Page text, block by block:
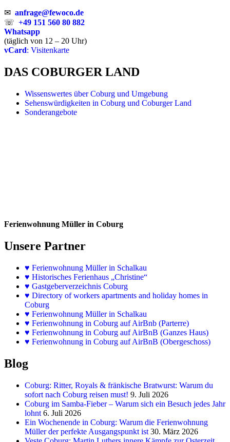
✉ anfrage@fewoco.de
☏ +49 151 560 80 882
Whatsapp
(täglich von 12 – 20 Uhr)
vCard: Visitenkarte
DAS COBURGER LAND
Wissenswertes über Coburg und Umgebung
Sehenswürdigkeiten in Coburg und Coburger Land
Sonderangebote
Ferienwohnung Müller in Coburg
Unsere Partner
♥ Ferienwohnung Müller in Schalkau
♥ Historisches Ferienhaus „Christine“
♥ Gastgeberverzeichnis Coburg
♥ Directory of workers apartments and holiday homes in
Coburg
♥ Ferienwohnung Müller in Schalkau
♥ Ferienwohnung in Coburg auf AirBnb (Parterre)
♥ Ferienwohnung in Coburg auf AirBnB (Ganzes Haus)
♥ Ferienwohnung in Coburg auf AirBnB (Obergeschoss)
Blog
Coburg: Ritter, Royals & fränkische Bratwurst: Warum du
sofort nach Coburg reisen must! 9. Juli 2026
Coburg im Samba-Fieber – Warum sich ein Besuch jedes Jahr
lohnt 6. Juli 2026
Ein Wochenende in Coburg: Warum die Ferienwohnung
Müller der perfekte Ausgangspunkt ist 30. März 2026